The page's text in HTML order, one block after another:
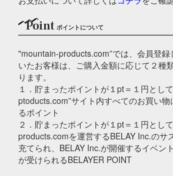
Point ポイントについて
"mountain-products.com”では、会員登
いたお客様は、ご購入金額に応じて２種
ります。
１．貯まったポイントが１pt＝１円とし
ptoducts.com”サイト内すべてのお買い
るポイント
２．貯まったポイントが１pt＝１円とし
products.comを運営するBELAY Inc.のサ
充てられ、BELAY Inc.が開催するイベン
が受けられるBELAYER POINT